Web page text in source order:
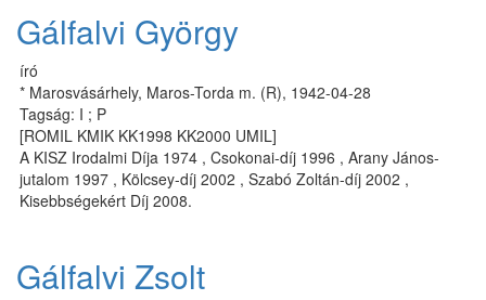
Gálfalvi György
író
* Marosvásárhely, Maros-Torda m. (R), 1942-04-28
Tagság: I ; P
[ROMIL KMIK KK1998 KK2000 UMIL]
A KISZ Irodalmi Díja 1974 , Csokonai-díj 1996 , Arany János-
jutalom 1997 , Kölcsey-díj 2002 , Szabó Zoltán-díj 2002 ,
Kisebbségekért Díj 2008.
Gálfalvi Zsolt